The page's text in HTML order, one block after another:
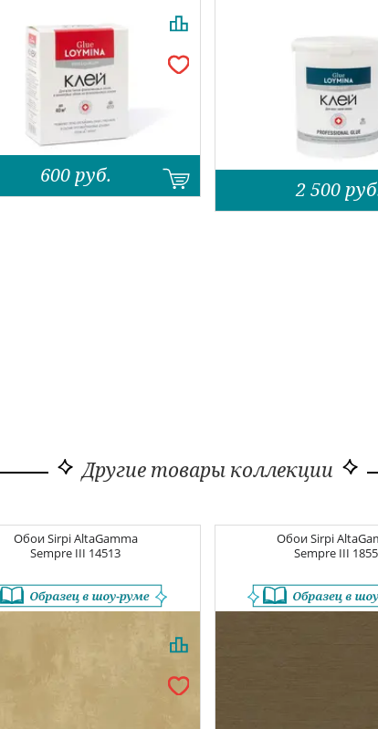
600 руб.
2 500
Другие товары коллекции
ОбоиSirpi AltaGamma
Sempre III 14513
ОбоиSirpi
Sempre III